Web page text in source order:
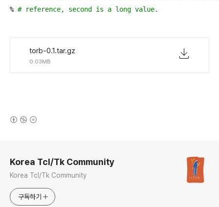
% # reference, second is a long value.
torb-0.1.tar.gz
0.03MB
Korea Tcl/Tk Community
Korea Tcl/Tk Community
구독하기